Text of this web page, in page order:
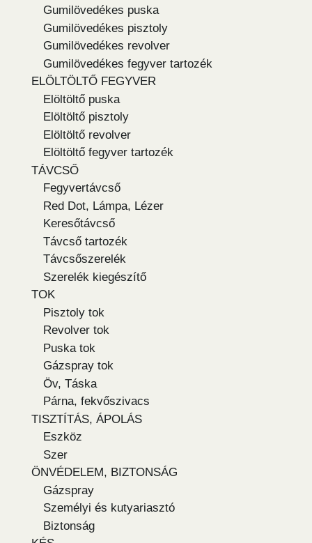
Gumilövedékes puska
Gumilövedékes pisztoly
Gumilövedékes revolver
Gumilövedékes fegyver tartozék
ELÖLTÖLTŐ FEGYVER
Elöltöltő puska
Elöltöltő pisztoly
Elöltöltő revolver
Elöltöltő fegyver tartozék
TÁVCSŐ
Fegyvertávcső
Red Dot, Lámpa, Lézer
Keresőtávcső
Távcső tartozék
Távcsőszerelék
Szerelék kiegészítő
TOK
Pisztoly tok
Revolver tok
Puska tok
Gázspray tok
Öv, Táska
Párna, fekvőszivacs
TISZTÍTÁS, ÁPOLÁS
Eszköz
Szer
ÖNVÉDELEM, BIZTONSÁG
Gázspray
Személyi és kutyariasztó
Biztonság